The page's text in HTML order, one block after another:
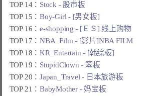
TOP 14： Stock - 股市板
TOP 15：Boy-Girl - [男女板]
TOP 16：e-shopping - [ＥＳ] 线上购物
TOP 17：NBA_Film - [影片]NBA FILM
TOP 18：KR_Entertain - [韩综板]
TOP 19： StupidClown - 笨板
TOP 20：Japan_Travel - 日本旅游板
TOP 21：BabyMother - 妈宝板